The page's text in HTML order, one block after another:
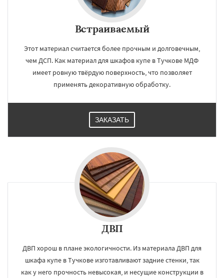
Встраиваемый
Этот материал считается более прочным и долговечным,
чем ДСП. Как материал для шкафов купе в Тучкове МДФ
имеет ровную твёрдую поверхность, что позволяет
применять декоративную обработку.
ЗАКАЗАТЬ
ДВП
ДВП хорош в плане экологичности. Из материала ДВП для
шкафа купе в Тучкове изготавливают задние стенки, так
как у него прочность невысокая, и несущие конструкции в